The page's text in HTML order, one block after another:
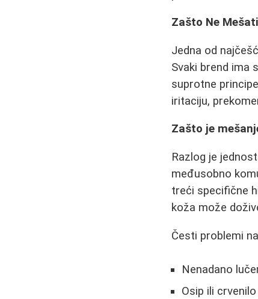
Zašto Ne
Jedna od
Svaki brend ima
suprotne
iritaciju,
Zašto je
Razlog je
međusobno
treći specifične
koža može
Česti problemi
Nenadano
Osip ili crvenilo